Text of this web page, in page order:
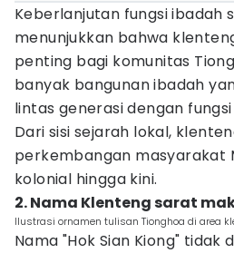
Keberlanjutan fungsi ibadah
menunjukkan bahwa
penting bagi komunitas
banyak bangunan ibadah
lintas generasi dengan
Dari sisi sejarah lokal,
perkembangan masyarakat
kolonial hingga kini.
2. Nama Klenteng sarat
Ilustrasi ornamen tulisan Tionghoa di area
Nama "Hok Sian Kiong" tidak